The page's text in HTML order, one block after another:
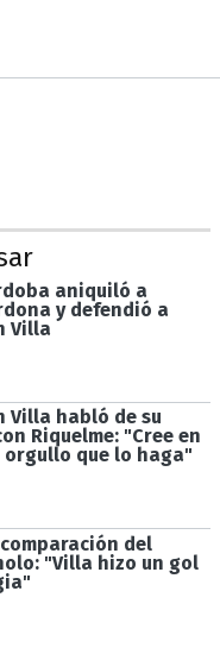
aniquiló a
y defendió a
Villa
Villa habló de su
Riquelme: "Cree en
orgullo que lo haga"
del
"Villa hizo un gol